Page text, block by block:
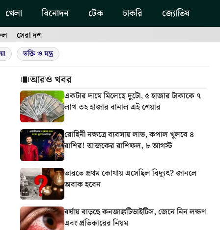
খেলা বিনোদন টেক চাকরি জ্যোতিষ
সেরা দশ
ভক্তি ও মন্ত্র
আরও খবর
একটার দামে মিলেছে দুটো, ৫ হাজার টাকাকে ৭
লাখ ৩২ হাজার বানাল এই শেয়ার
রোহিনী নক্ষত্রে ব্যবসায় লাভ, কপাল খুলবে ৪
রাশির! আজকের রাশিফল, ৮ আগস্ট
ভারতে প্রথম কোথায় এসেছিল বিদ্যুৎ? জানলে
অবাক হবেন
বর্ষায় বাড়ছে কনজাঙ্কটিভাইটিস, জেনে নিন লক্ষণ
এবং প্রতিকারের নিয়ম